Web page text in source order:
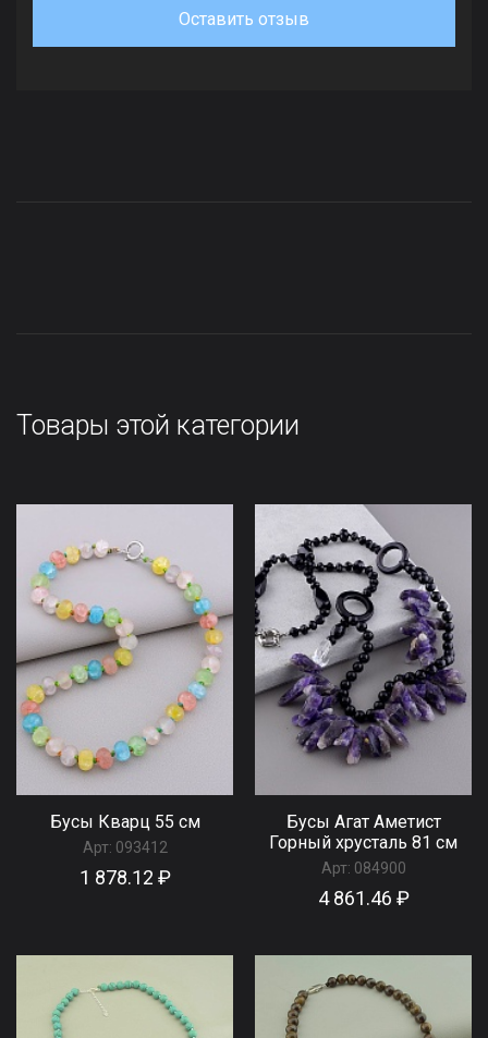
Оставить отзыв
Товары этой категории
Бусы Кварц 55 см
Арт: 093412
1 878.12 ₽
Бусы Агат Аметист
Горный хрусталь 81 см
Арт: 084900
4 861.46 ₽